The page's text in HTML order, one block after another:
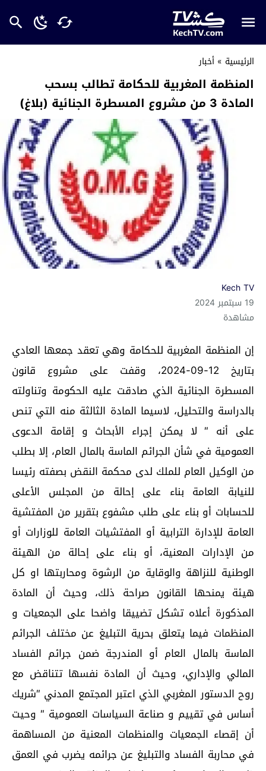
الرئيسية » أخبار
المنظمة المغربية للحكامة تطالب بسحب
المادة 3 من مشروع المسطرة الجنائية (بلاغ)
Kech TV
19 سبتمبر 2024
مشاهدة
إن المنظمة المغربية للحكامة وهي تعقد جمعها العادي
بتاريخ 12-09-2024، وقفت على مشروع قانون
المسطرة الجنائية الذي صادقت عليه الحكومة وتناولته
بالدراسة والتحليل، لاسيما المادة الثالثة منه التي تنص
على أنه ″ لا يمكن إجراء الأبحاث و إقامة الدعوى
العمومية في شأن الجرائم الماسة بالمال العام، إلا بطلب
من الوكيل العام للملك لدى محكمة النقض بصفته رئيسا
للنيابة العامة بناء على إحالة من المجلس الأعلى
للحسابات أو بناء على طلب مشفوع بتقرير من المفتشية
العامة للإدارة الترابية أو المفتشيات العامة للوزارات أو
من الإدارات المعنية، أو بناء على إحالة من الهيئة
الوطنية للنزاهة والوقاية من الرشوة ومحاربتها او كل
هيئة يمنحها القانون صراحة ذلك، وحيث أن المادة
المذكورة أعلاه تشكل تضييقا واضحا على الجمعيات و
المنظمات فيما يتعلق بحرية التبليغ عن مختلف الجرائم
الماسة بالمال العام أو المندرجة ضمن جرائم الفساد
المالي والإداري، وحيث أن المادة نفسها تتناقض مع
روح الدستور المغربي الذي اعتبر المجتمع المدني ″شريك
أساس في تقييم و صناعة السياسات العمومية ″ وحيت
أن إقصاء الجمعيات والمنظمات المعنية من المساهمة
في محاربة الفساد والتبليغ عن جرائمه يضرب في العمق